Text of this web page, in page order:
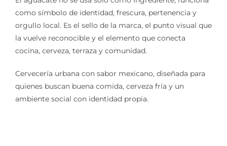
como símbolo de identidad, frescura, pertenencia y
orgullo local. Es el sello de la marca, el punto visual que
la vuelve reconocible y el elemento que conecta
cocina, cerveza, terraza y comunidad.
Cervecería urbana con sabor mexicano, diseñada para
quienes buscan buena comida, cerveza fría y un
ambiente social con identidad propia.